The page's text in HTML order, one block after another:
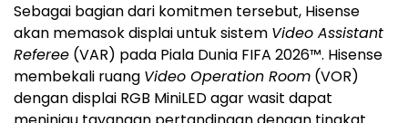
Sebagai bagian dari komitmen tersebut, Hisense
akan memasok displai untuk sistem Video Assistant
Referee (VAR) pada Piala Dunia FIFA 2026™. Hisense
membekali ruang Video Operation Room (VOR)
dengan displai RGB MiniLED agar wasit dapat